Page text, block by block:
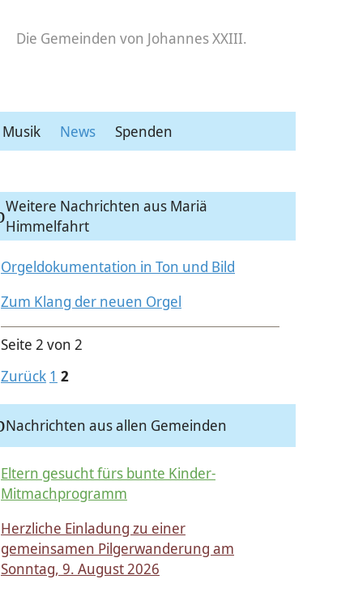
Die Gemeinden von Johannes XXIII.
Musik News Spenden
Weitere Nachrichten aus Mariä
Himmelfahrt
Orgeldokumentation in Ton und Bild
Zum Klang der neuen Orgel
Seite 2 von 2
Zurück 1 2
Nachrichten aus allen Gemeinden
Eltern gesucht fürs bunte Kinder-
Mitmachprogramm
Herzliche Einladung zu einer
gemeinsamen Pilgerwanderung am
Sonntag, 9. August 2026